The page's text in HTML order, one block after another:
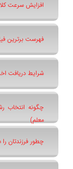
افزایش سرعت
فهرست برترین
شرایط دریافت
چگونه انتخاب
معلم)
چطور فرزندتان